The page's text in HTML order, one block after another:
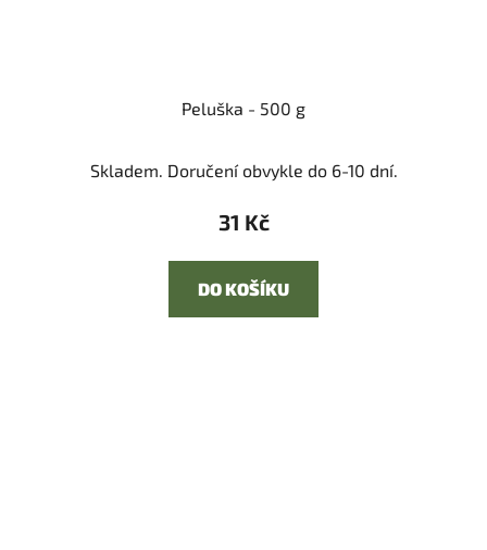
Peluška - 500 g
Skladem. Doručení obvykle do 6-10 dní.
31 Kč
DO KOŠÍKU